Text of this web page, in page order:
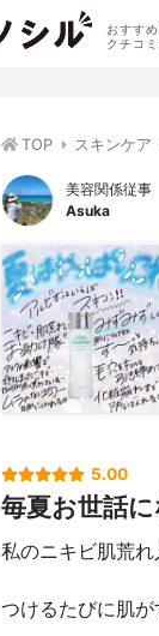
おすす
クチコ
TOP スキンケア
美容関係従事
Asuka
5.00
毎夏お世話
私のニキビ肌荒
つけるたびに肌が